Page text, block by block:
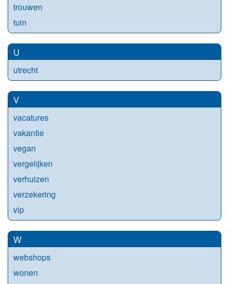
trouwen
tuin
U
utrecht
V
vacatures
vakantie
vegan
vergelijken
verhuizen
verzekering
vip
W
webshops
wonen